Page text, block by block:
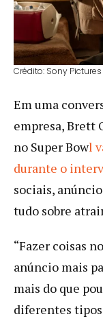
Crédito: Sony
Em uma
empresa, Brett
no Super Bowl
durante o
sociais,
tudo sobre
“Fazer coisas
anúncio mais
mais do que
diferentes tipos